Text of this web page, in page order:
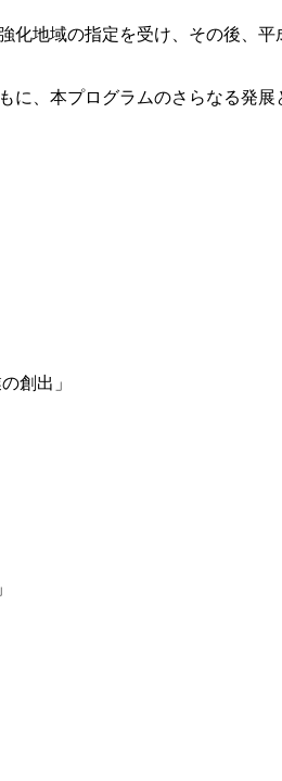
地域の指定を受け、その後、
、本プログラムのさらなる発
創出」